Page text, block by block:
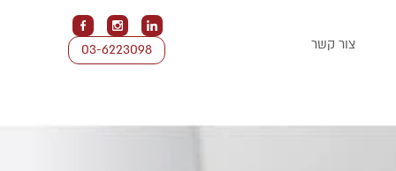
צור קשר 03-6223098